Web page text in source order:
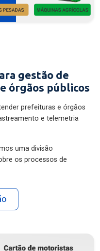
gestão de
órgãos públicos
prefeituras e órgãos
e telemetria
uma divisão
os processos de